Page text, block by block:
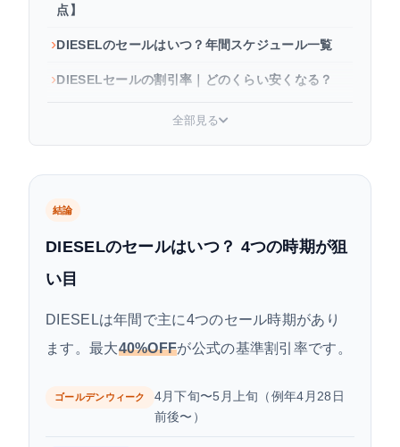
点】
DIESELのセールはいつ？年間スケジュール一覧
DIESELセールの割引率｜どのくらい安くなる？
ファミリーセールとは？参加方法と時期
DIESEL CLUB CARD｜プレセールに先行参加す
DIESELをもっとお得に買う方法
よくある質問
まとめ
全部見る
結論
DIESELのセールはいつ？ 4つの時期が狙
い目
DIESELは年間で主に4つのセール時期があり
ます。最大40%OFFが公式の基準割引率です。
ゴールデンウィーク
4月下旬〜5月上旬（例年4月28日
前後〜）